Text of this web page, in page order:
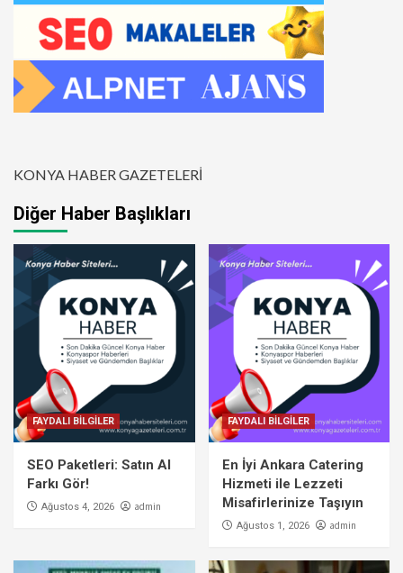
KONYA HABER GAZETELERİ
Diğer Haber Başlıkları
FAYDALI BİLGİLER
SEO Paketleri: Satın Al
Farkı Gör!
Ağustos 4, 2026 admin
FAYDALI BİLGİLER
En İyi Ankara Catering
Hizmeti ile Lezzeti
Misafirlerinize Taşıyın
Ağustos 1, 2026 admin